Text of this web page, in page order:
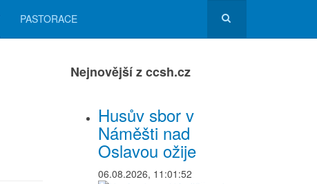
PASTORACE
Nejnovější z ccsh.cz
Husův sbor v
Náměšti nad
Oslavou ožije
06.08.2026, 11:01:52